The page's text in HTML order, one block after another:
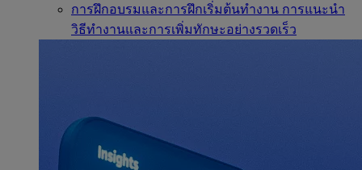
การฝึกอบรมและการฝึกเริ่มต้นทำงาน การแนะนำ
วิธีทำงานและการเพิ่มทักษะอย่างรวดเร็ว